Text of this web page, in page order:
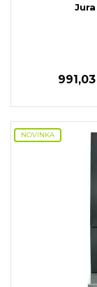
991,03
NOVINKA